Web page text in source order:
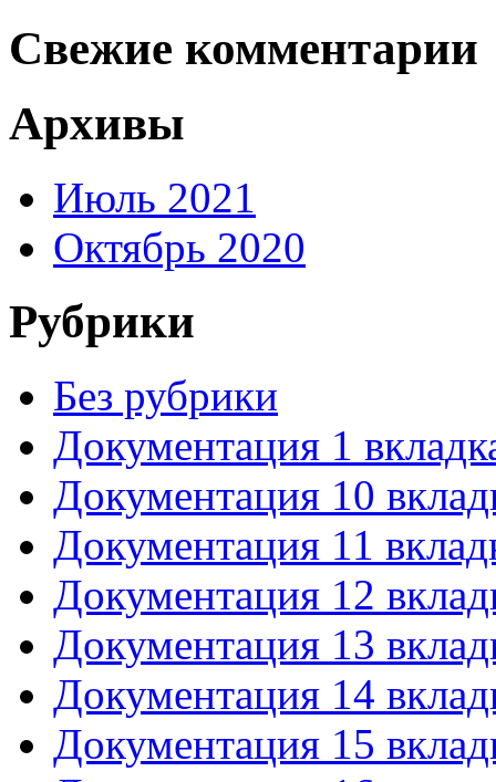
Свежие комментарии
Архивы
Июль 2021
Октябрь 2020
Рубрики
Без рубрики
Документация 1
Документация 10
Документация 11
Документация 12
Документация 13
Документация 14
Документация 15